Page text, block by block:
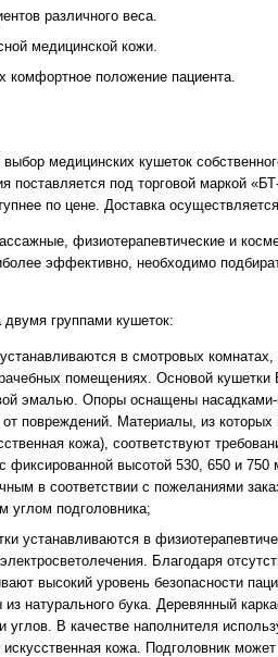
различного веса.
медицинской кожи.
комфортное положение пациента.
медицинских кушеток
поставляется под торговой маркой
по цене. Доставка
физиотерапевтические и
эффективно, необходимо
группами кушеток:
в смотровых
помещениях. Основой кушетки
эмалью. Опоры оснащены
повреждений. Материалы, из которых
кожа), соответствуют
фиксированной высотой 530, 650 и 750
в соответствии с пожеланиями
углом подголовника;
устанавливаются в
Благодаря
высокий уровень безопасности
из натурального бука. Деревянный
В качестве наполнителя
кожа. Подголовник